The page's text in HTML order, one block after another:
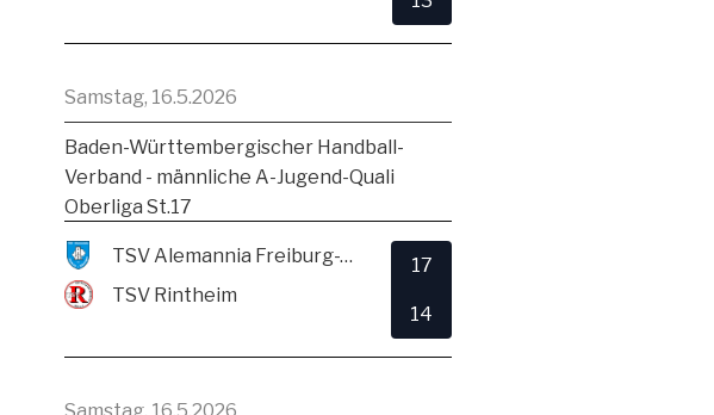
Samstag, 16.5.2026
Baden-Württembergischer Handball-
Verband - männliche A-Jugend-Quali
Oberliga St.17
TSV Alemannia Freiburg-Zähringen
TSV Rintheim
17
14